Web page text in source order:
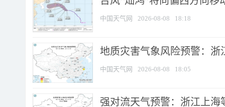
中国天气网 2026-08-08 18:18
地质灾害气象风险预警：
中国天气网 2026-08-08 18:05
强对流天气预警：浙江上海